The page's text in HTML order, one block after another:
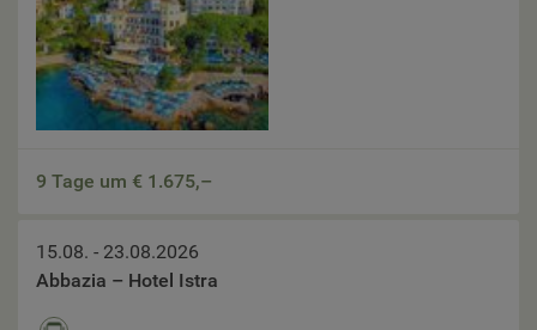
9 Tage um € 1.675,–
15.08. - 23.08.2026
Abbazia – Hotel Istra